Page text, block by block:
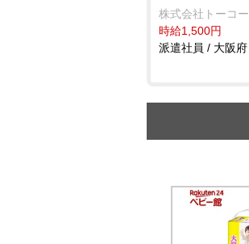
株式会社トーコー
時給1,500円
派遣社員 / 大阪府